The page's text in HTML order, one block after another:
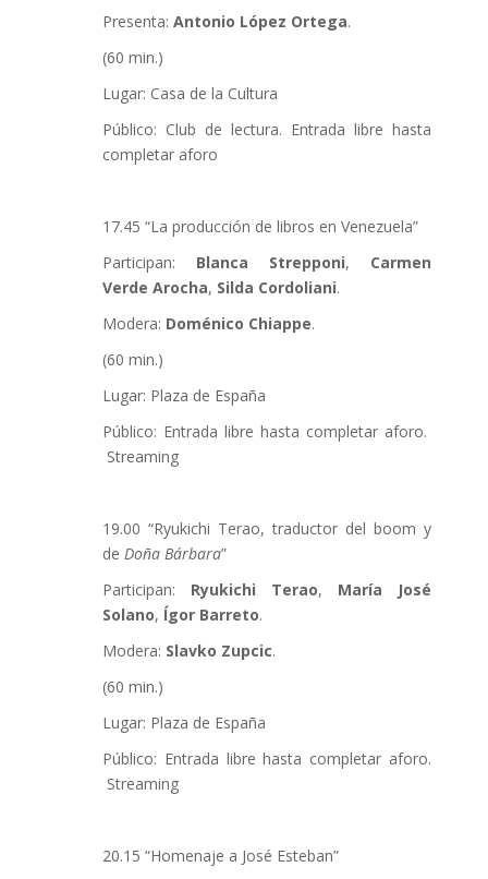
Presenta: Antonio López Ortega.
(60 min.)
Lugar: Casa de la Cultura
Público: Club de lectura. Entrada libre hasta
completar aforo
17.45 “La producción de libros en Venezuela”
Participan: Blanca Strepponi, Carmen
Verde Arocha, Silda Cordoliani.
Modera: Doménico Chiappe.
(60 min.)
Lugar: Plaza de España
Público: Entrada libre hasta completar aforo.
Streaming
19.00 “Ryukichi Terao, traductor del boom y
de Doña Bárbara”
Participan: Ryukichi Terao, María José
Solano, Ígor Barreto.
Modera: Slavko Zupcic.
(60 min.)
Lugar: Plaza de España
Público: Entrada libre hasta completar aforo.
Streaming
20.15 “Homenaje a José Esteban”